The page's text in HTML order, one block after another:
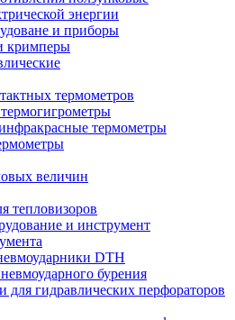
энергии
и приборы
кримперы
термометров
термометры
величин
тепловизоров
и инструмент
DTH
бурения
для гидравлических перфораторов